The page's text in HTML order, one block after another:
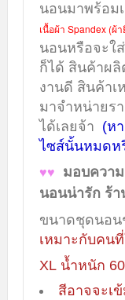
นอนมาพร้อม
เนื้อผ้า Spandex (ผ้
นอนหรือจะใ
ก็ได้ สินค้าผลิ
งานดี สินค้าเ
มาจำหน่ายร
ได้เลยจ้า (ห
ไซส์นั้นหมดห
♥♥ มอบควา
นอนน่ารัก ร้า
ขนาดชุดนอน
เหมาะกับคน
XL น้ำหนัก
สีอาจจะเ